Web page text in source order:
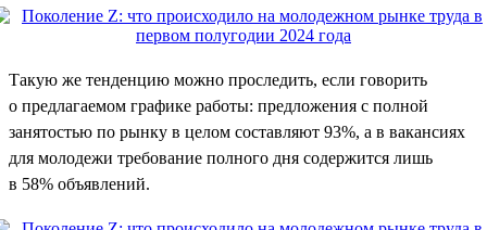
Такую же тенденцию можно проследить, если говорить
о предлагаемом графике работы: предложения с полной
занятостью по рынку в целом составляют 93%, а в вакансиях
для молодежи требование полного дня содержится лишь
в 58% объявлений.